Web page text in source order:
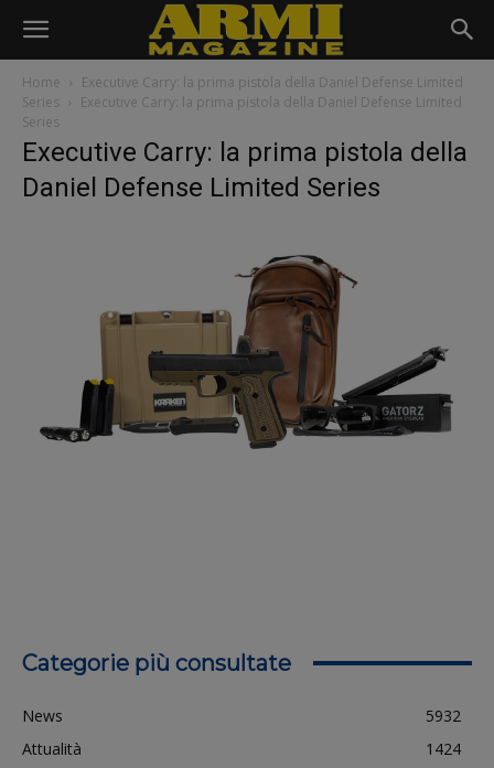
Home
Executive Carry: la prima pistola della Daniel Defense Limited
Series
Executive Carry: la prima pistola della Daniel Defense Limited
Series
Executive Carry: la prima pistola della
Daniel Defense Limited Series
Categorie più consultate
News
5932
Attualità
1424